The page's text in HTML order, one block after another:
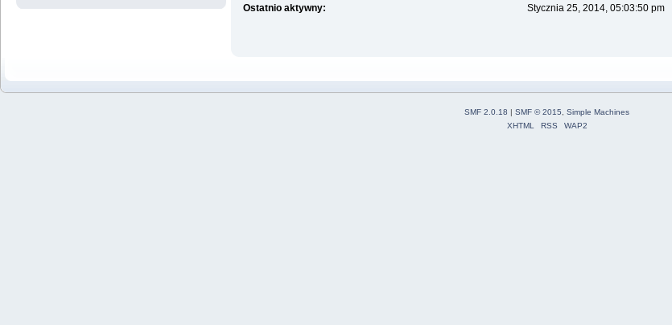
Ostatnio aktywny:
Stycznia 25, 2014, 05:03:50 pm
SMF 2.0.18 | SMF © 2015, Simple Machines
XHTML
RSS WAP2